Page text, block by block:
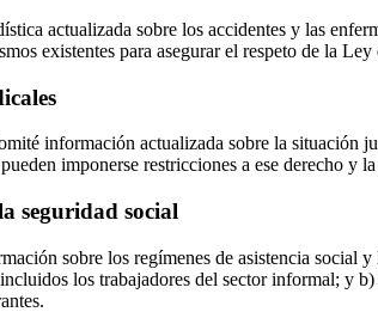
actualizada sobre los accidentes y las
existentes para asegurar el respeto de la
información actualizada sobre la situación
imponerse restricciones a ese derecho y
seguridad social
sobre los regímenes de asistencia social
los trabajadores del sector informal; y